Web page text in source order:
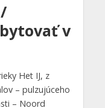
v
Het IJ, z
– pulzujúceho
– Noord